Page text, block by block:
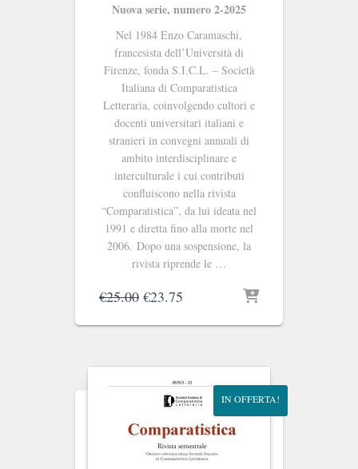
Nuova serie, numero 2-2025
Nel 1984 Enzo Caramaschi,
francesista dell’Università di
Firenze, fonda S.I.C.L. ‒ Società
Italiana di Comparatistica
Letteraria, coinvolgendo cultori e
docenti universitari italiani e
stranieri in convegni annuali di
ambito interdisciplinare e
interculturale i cui contributi
confluiscono nella rivista
“Comparatistica”, da lui ideata nel
1991 e diretta fino alla morte nel
2006. Dopo una sospensione, la
rivista riprende le …
€25.00 Il
originale
€25.00.
€23.75
attuale
€23.75.
IN OFFERTA!